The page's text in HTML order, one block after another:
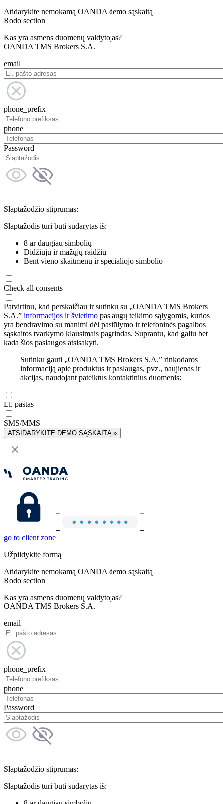
Atidarykite nemokamą OANDA demo sąskaitą
Rodo section
Kas yra asmens duomenų valdytojas?
OANDA TMS Brokers S.A.
email
phone_prefix
phone
Password
Slaptažodžio stiprumas:
Slaptažodis turi būti sudarytas iš:
8 ar daugiau simbolių
Didžiųjų ir mažųjų raidžių
Bent vieno skaitmenų ir specialiojo simbolio
Check all consents
Patvirtinu, kad perskaičiau ir sutinku su „OANDA TMS Brokers
S.A.” informacijos ir švietimo paslaugų teikimo sąlygomis, kurios
yra bendravimo su manimi dėl pasiūlymo ir telefoninės pagalbos
sąskaitos tvarkymo klausimais pagrindas. Suprantu, kad galiu bet
kada šios paslaugos atsisakyti.
Sutinku gauti „OANDA TMS Brokers S.A.” rinkodaros
informaciją apie produktus ir paslaugas, pvz., naujienas ir
akcijas, naudojant pateiktus kontaktinius duomenis:
El. paštas
SMS/MMS
ATSIDARYKITE DEMO SĄSKAITĄ »
go to client zone
Užpildykite formą
Atidarykite nemokamą OANDA demo sąskaitą
Rodo section
Kas yra asmens duomenų valdytojas?
OANDA TMS Brokers S.A.
email
phone_prefix
phone
Password
Slaptažodžio stiprumas:
Slaptažodis turi būti sudarytas iš: